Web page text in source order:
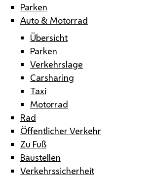
Parken
Auto & Motorrad
Übersicht
Parken
Verkehrslage
Carsharing
Taxi
Motorrad
Rad
Öffentlicher Verkehr
Zu Fuß
Baustellen
Verkehrssicherheit